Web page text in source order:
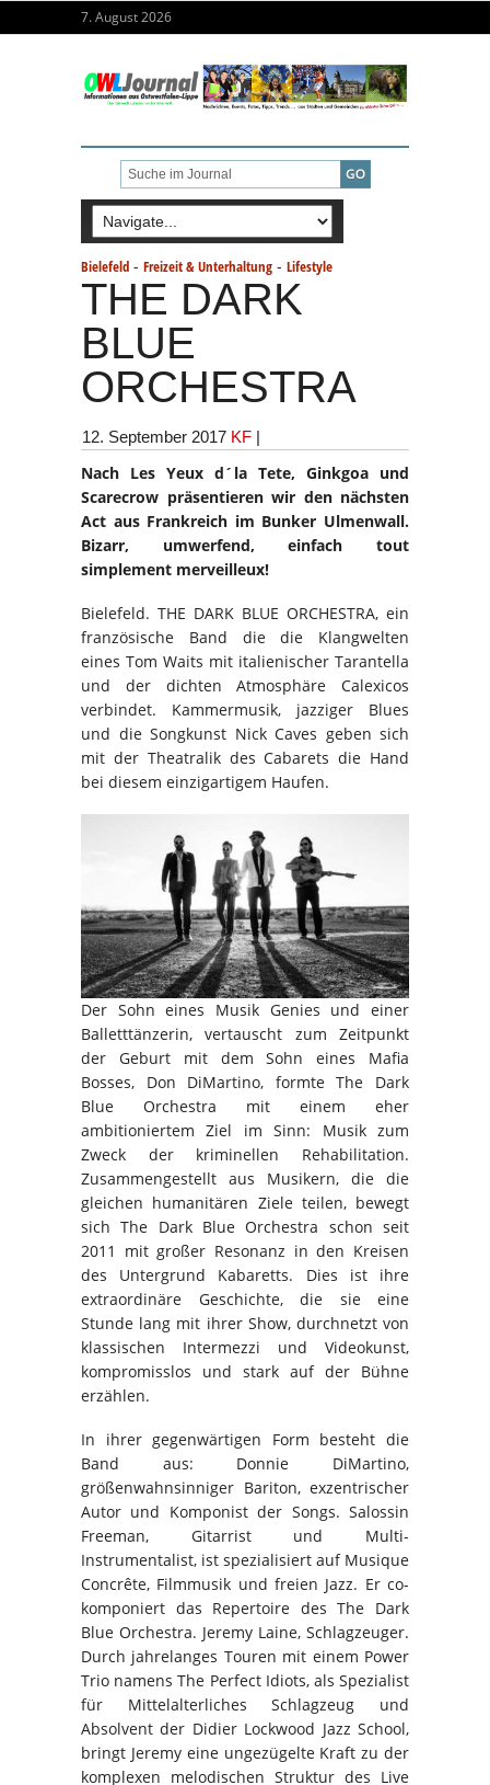
7. August 2026
Bielefeld - Freizeit & Unterhaltung - Lifestyle
THE DARK
BLUE
ORCHESTRA
12. September 2017 KF |
Nach Les Yeux d´la Tete, Ginkgoa und
Scarecrow präsentieren wir den nächsten
Act aus Frankreich im Bunker Ulmenwall.
Bizarr, umwerfend, einfach tout
simplement merveilleux!
Bielefeld. THE DARK BLUE ORCHESTRA, ein
französische Band die die Klangwelten
eines Tom Waits mit italienischer Tarantella
und der dichten Atmosphäre Calexicos
verbindet. Kammermusik, jazziger Blues
und die Songkunst Nick Caves geben sich
mit der Theatralik des Cabarets die Hand
bei diesem einzigartigem Haufen.
Der Sohn eines Musik Genies und einer
Balletttänzerin, vertauscht zum Zeitpunkt
der Geburt mit dem Sohn eines Mafia
Bosses, Don DiMartino, formte The Dark
Blue Orchestra mit einem eher
ambitioniertem Ziel im Sinn: Musik zum
Zweck der kriminellen Rehabilitation.
Zusammengestellt aus Musikern, die die
gleichen humanitären Ziele teilen, bewegt
sich The Dark Blue Orchestra schon seit
2011 mit großer Resonanz in den Kreisen
des Untergrund Kabaretts. Dies ist ihre
extraordinäre Geschichte, die sie eine
Stunde lang mit ihrer Show, durchnetzt von
klassischen Intermezzi und Videokunst,
kompromisslos und stark auf der Bühne
erzählen.
In ihrer gegenwärtigen Form besteht die
Band aus: Donnie DiMartino,
größenwahnsinniger Bariton, exzentrischer
Autor und Komponist der Songs. Salossin
Freeman, Gitarrist und Multi-
Instrumentalist, ist spezialisiert auf Musique
Concrête, Filmmusik und freien Jazz. Er co-
komponiert das Repertoire des The Dark
Blue Orchestra. Jeremy Laine, Schlagzeuger.
Durch jahrelanges Touren mit einem Power
Trio namens The Perfect Idiots, als Spezialist
für Mittelalterliches Schlagzeug und
Absolvent der Didier Lockwood Jazz School,
bringt Jeremy eine ungezügelte Kraft zu der
komplexen melodischen Struktur des Live